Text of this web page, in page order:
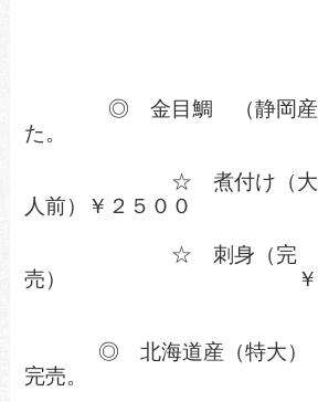
◎ 金目鯛 （静岡産
た。
☆ 煮付け（大半身
人前）￥２５００
☆ 刺身（完
売） ￥１５
◎ 北海道産（特大）
完売。